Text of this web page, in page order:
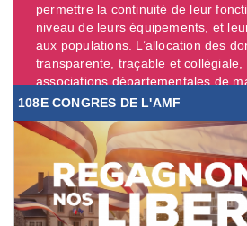
permettre la continuité de leur
niveau de leurs équipements, et
aux populations. L’allocation des
transparente, traçable et collégiale,
associations départementales de
108E CONGRES DE L'AMF